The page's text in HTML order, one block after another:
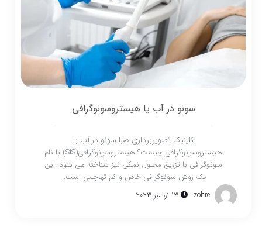
سونو در آب یا هیستروسونوگرافی
کلینیک تصویربرداری صبا سونو در آب یا
هیستروسونوگرافی چیست؟ هیستروسونوگرافی(SIS) با نام
سونوگرافی با تزریق محلول نمکی نیز شناخته می شود. این
یک روش سونوگرافی خاص و کم تهاجمی است...
zohre 13 نوامبر 2023